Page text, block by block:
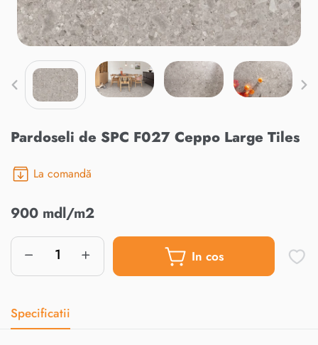
Pardoseli de SPC F027 Ceppo Large Tiles
La comandă
900 mdl/m2
In cos
Specificatii